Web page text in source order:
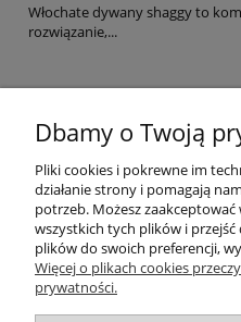
Włochate dywany shaggy to
rozwiązanie,...
Dbamy o Twoją
Pliki cookies i pokrewne im
działanie strony i pomagają
potrzeb. Możesz
wszystkich tych plików i
plików do swoich preferencji,
Więcej o plikach cookies
prywatności.